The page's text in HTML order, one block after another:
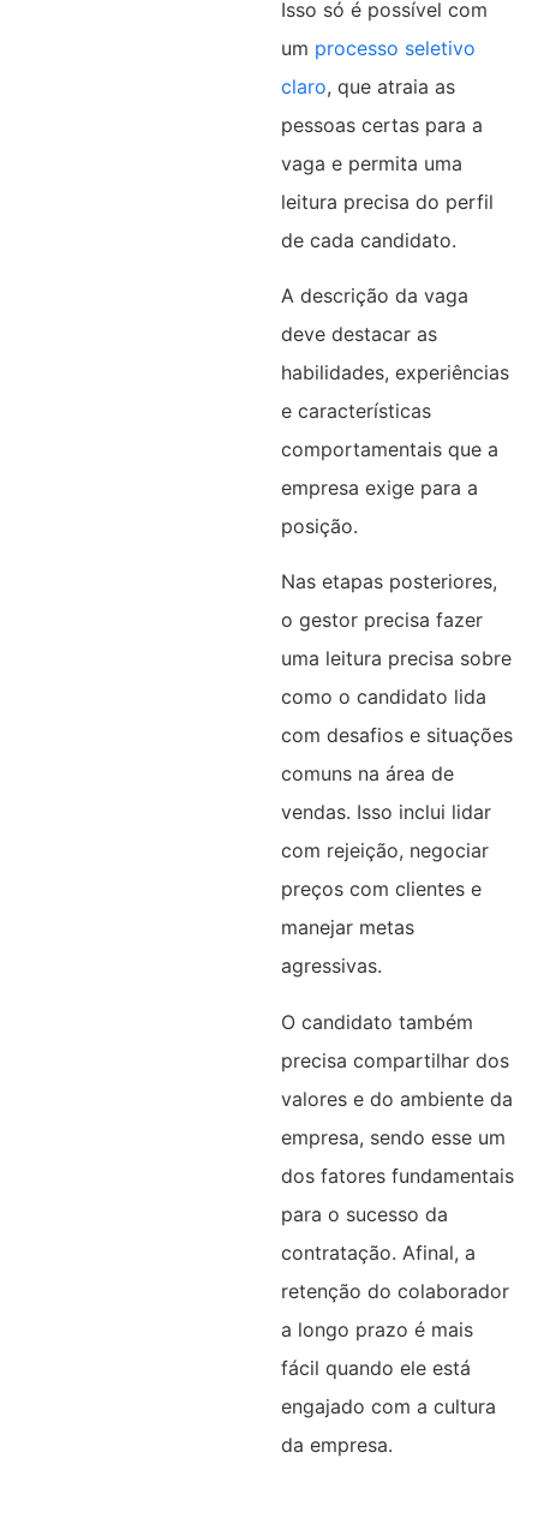
Isso só é possível com
um processo seletivo
claro, que atraia as
pessoas certas para a
vaga e permita uma
leitura precisa do perfil
de cada candidato.
A descrição da vaga
deve destacar as
habilidades, experiências
e características
comportamentais que a
empresa exige para a
posição.
Nas etapas posteriores,
o gestor precisa fazer
uma leitura precisa sobre
como o candidato lida
com desafios e situações
comuns na área de
vendas. Isso inclui lidar
com rejeição, negociar
preços com clientes e
manejar metas
agressivas.
O candidato também
precisa compartilhar dos
valores e do ambiente da
empresa, sendo esse um
dos fatores fundamentais
para o sucesso da
contratação. Afinal, a
retenção do colaborador
a longo prazo é mais
fácil quando ele está
engajado com a cultura
da empresa.